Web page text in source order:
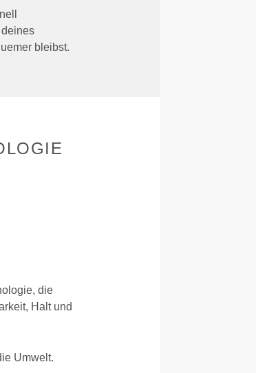
bleibst.
die
Halt und
Umwelt.